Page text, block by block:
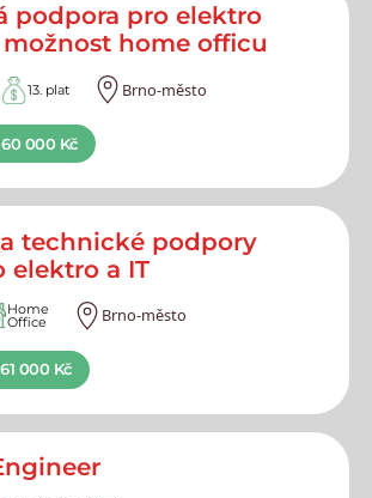
podpora pro elektro
home officu
13. plat Brno-město
000 Kč
technické podpory
elektro a IT
Home
Office Brno-město
000 Kč